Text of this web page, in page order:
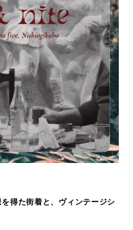
得た街着と、ヴィンテージシ